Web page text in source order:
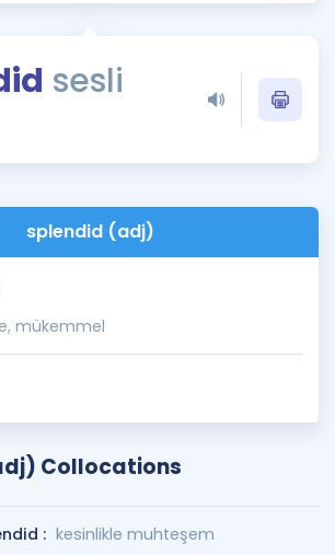
Takvimi
sesli
splendid (adj)
mükemmel
Collocations
: kesinlikle muhteşem